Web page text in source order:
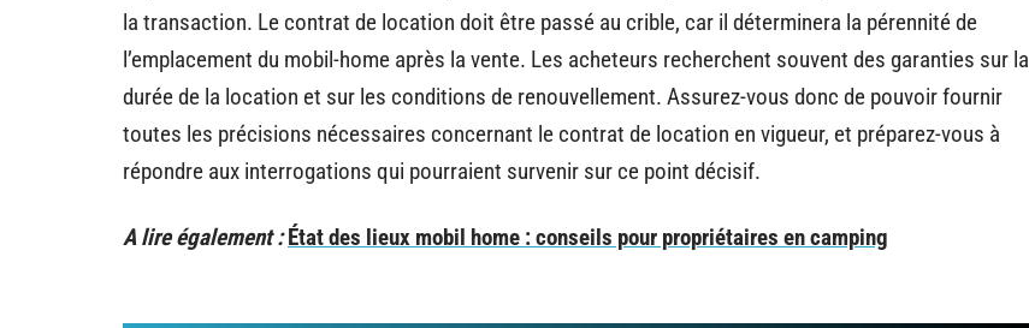
la transaction. Le contrat de location doit être passé au crible, car il déterminera la pérennité de
l’emplacement du mobil-home après la vente. Les acheteurs recherchent souvent des garanties sur la
durée de la location et sur les conditions de renouvellement. Assurez-vous donc de pouvoir fournir
toutes les précisions nécessaires concernant le contrat de location en vigueur, et préparez-vous à
répondre aux interrogations qui pourraient survenir sur ce point décisif.
A lire également : État des lieux mobil home : conseils pour propriétaires en camping